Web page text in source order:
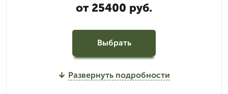
от 25400 руб.
Выбрать
Развернуть подробности